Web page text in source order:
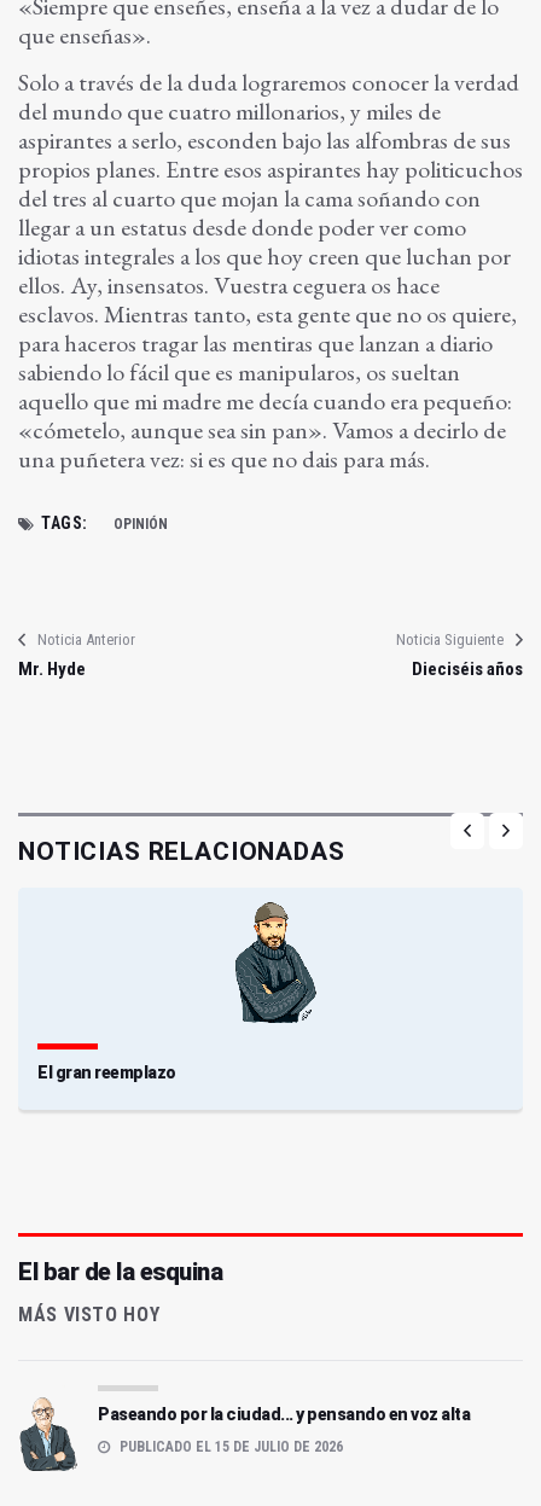
que enseñas».
Solo a través de la duda lograremos conocer la verdad
del mundo que cuatro millonarios, y miles de
aspirantes a serlo, esconden bajo las alfombras de sus
propios planes. Entre esos aspirantes hay politicuchos
del tres al cuarto que mojan la cama soñando con
llegar a un estatus desde donde poder ver como
idiotas integrales a los que hoy creen que luchan por
ellos. Ay, insensatos. Vuestra ceguera os hace
esclavos. Mientras tanto, esta gente que no os quiere,
para haceros tragar las mentiras que lanzan a diario
sabiendo lo fácil que es manipularos, os sueltan
aquello que mi madre me decía cuando era pequeño:
«cómetelo, aunque sea sin pan». Vamos a decirlo de
una puñetera vez: si es que no dais para más.
TAGS: OPINIÓN
Noticia Anterior
Mr. Hyde
Noticia Siguiente
Dieciséis años
NOTICIAS RELACIONADAS
El gran reemplazo
El bar de la esquina
MÁS VISTO HOY
Paseando por la ciudad... y pensando en voz alta
PUBLICADO EL 15 DE JULIO DE 2026